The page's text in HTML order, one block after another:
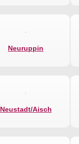
Neuruppin
Neustadt/Aisch